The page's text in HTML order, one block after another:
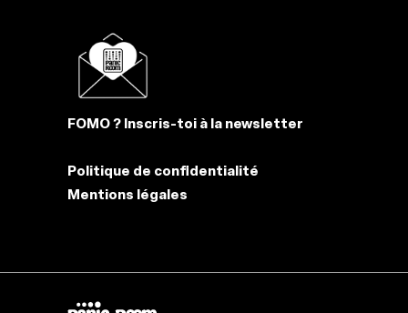
FOMO ? Inscris-toi à la newsletter
Politique de confidentialité
Mentions légales